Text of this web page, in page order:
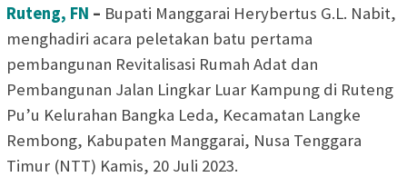
Ruteng, FN – Bupati Manggarai Herybertus G.L. Nabit,
menghadiri acara peletakan batu pertama
pembangunan Revitalisasi Rumah Adat dan
Pembangunan Jalan Lingkar Luar Kampung di Ruteng
Pu’u Kelurahan Bangka Leda, Kecamatan Langke
Rembong, Kabupaten Manggarai, Nusa Tenggara
Timur (NTT) Kamis, 20 Juli 2023.